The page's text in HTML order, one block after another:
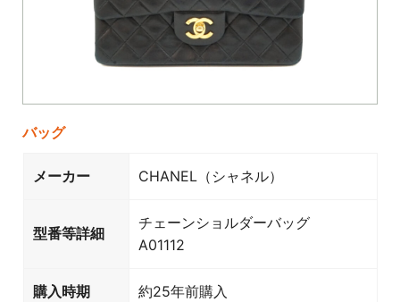
バッグ
メーカー CHANEL（シャネル）
型番等詳細
チェーンショルダーバッグ
A01112
購入時期 約25年前購入